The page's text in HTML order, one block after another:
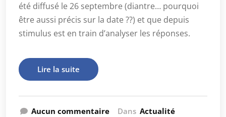
été diffusé le 26 septembre (diantre… pourquoi
être aussi précis sur la date ??) et que depuis
stimulus est en train d’analyser les réponses.
Lire la suite
Aucun commentaire Dans Actualité